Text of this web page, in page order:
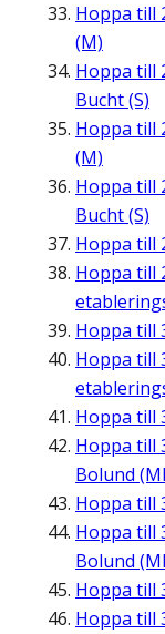
Hoppa till
(M)
Hoppa till
Bucht (S)
Hoppa till
(M)
Hoppa till
Bucht (S)
Hoppa till
Hoppa till
Hoppa till
Hoppa till
Hoppa till
Hoppa till
Bolund
Hoppa till
Hoppa till
Bolund
Hoppa till
Hoppa till